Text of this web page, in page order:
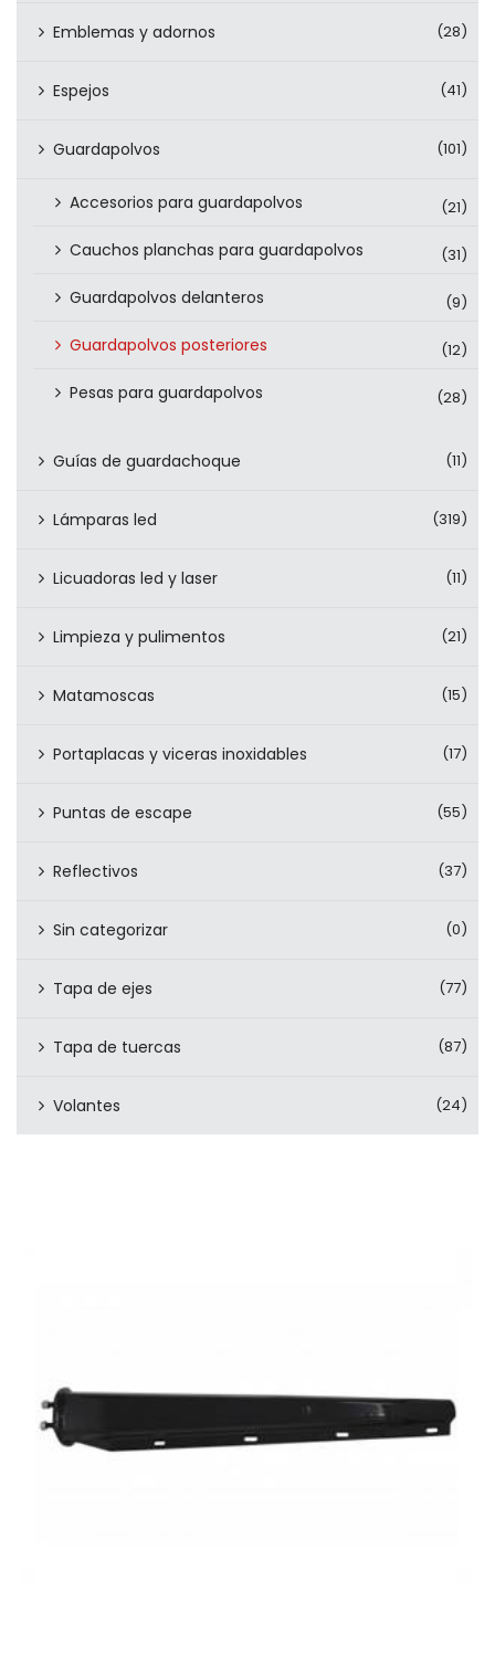
Emblemas y adornos (28)
Espejos (41)
Guardapolvos (101)
Accesorios para guardapolvos (21)
Cauchos planchas para guardapolvos (31)
Guardapolvos delanteros (9)
Guardapolvos posteriores (12)
Pesas para guardapolvos (28)
Guías de guardachoque (11)
Lámparas led (319)
Licuadoras led y laser (11)
Limpieza y pulimentos (21)
Matamoscas (15)
Portaplacas y viceras inoxidables (17)
Puntas de escape (55)
Reflectivos (37)
Sin categorizar (0)
Tapa de ejes (77)
Tapa de tuercas (87)
Volantes (24)